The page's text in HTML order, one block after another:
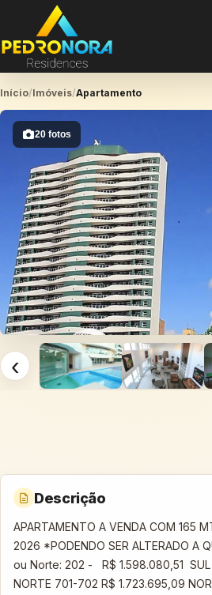
Início/Imóveis/Apartamento
20 fotos
‹
Descrição
APARTAMENTO A VENDA COM 165
2026 *PODENDO SER ALTERADO A
ou Norte: 202 - R$ 1.598.080,51
NORTE 701-702 R$ 1.723.695,09